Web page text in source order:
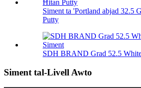
Siment ta 'Portland abjad 32.5
Putty
SDH BRAND Grad 52.5
Siment tal-Livell Awto